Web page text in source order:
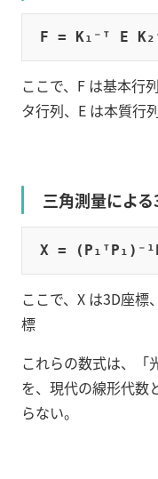
ここで、F は基本行
タ行列、E は本質行
三角測量によ
ここで、X は3D座標
標
これらの数式は、「
を、現代の線形代数
らない。